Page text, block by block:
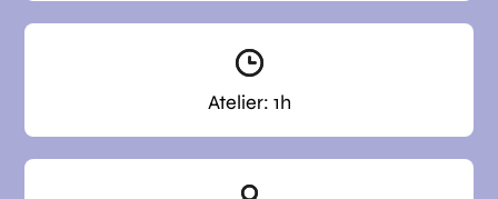
Atelier: 1h